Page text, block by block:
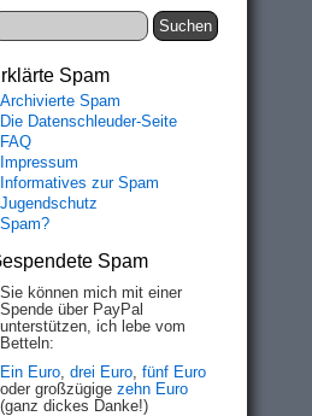
Spam
Archivierte Spam
Die Datenschleuder-Seite
FAQ
Impressum
Informatives zur Spam
Jugendschutz
Spam?
Spam
Sie können mich mit einer
Spende über PayPal
unterstützen, ich lebe vom
Betteln:
Ein Euro, drei Euro, fünf Euro
oder großzügige zehn Euro
(ganz dickes Danke!)